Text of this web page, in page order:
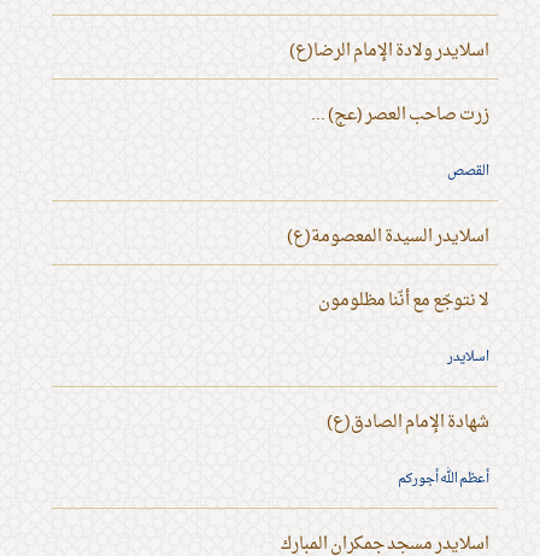
اسلايدر ولادة الإمام الرضا(ع)
زرت صاحب العصر (عج) ...
القصص
اسلايدر السيدة المعصومة(ع)
لا نتوجّع مع أنّنا مظلومون
اسلايدر
شهادة الإمام الصادق(ع)
أعظم الله أجوركم
اسلايدر مسجد جمكران المبارك